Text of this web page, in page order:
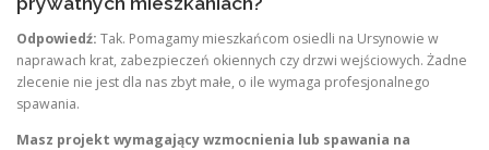
Odpowiedź: Tak. Pomagamy mieszkańcom osiedli na Ursynowie w
naprawach krat, zabezpieczeń okiennych czy drzwi wejściowych. Żadne
zlecenie nie jest dla nas zbyt małe, o ile wymaga profesjonalnego
spawania.
Masz projekt wymagający wzmocnienia lub spawania na